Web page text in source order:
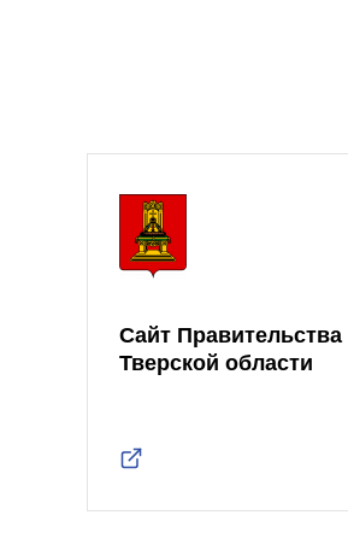
Сайт Правительства
Тверской области